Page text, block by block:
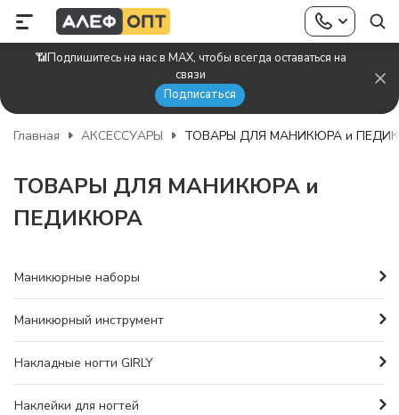
📶Подпишитесь на нас в MAX, чтобы всегда оставаться на
связи
Подписаться
Главная АКСЕССУАРЫ ТОВАРЫ ДЛЯ МАНИКЮРА и
ТОВАРЫ ДЛЯ МАНИКЮРА и
ПЕДИКЮРА
Маникюрные наборы
Маникюрный инструмент
Накладные ногти GIRLY
Наклейки для ногтей